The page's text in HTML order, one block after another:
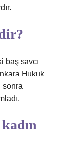
baş savcı
Hukuk
sonra